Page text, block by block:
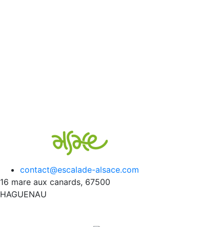
contact@escalade-alsace.com
16 mare aux canards, 67500
HAGUENAU